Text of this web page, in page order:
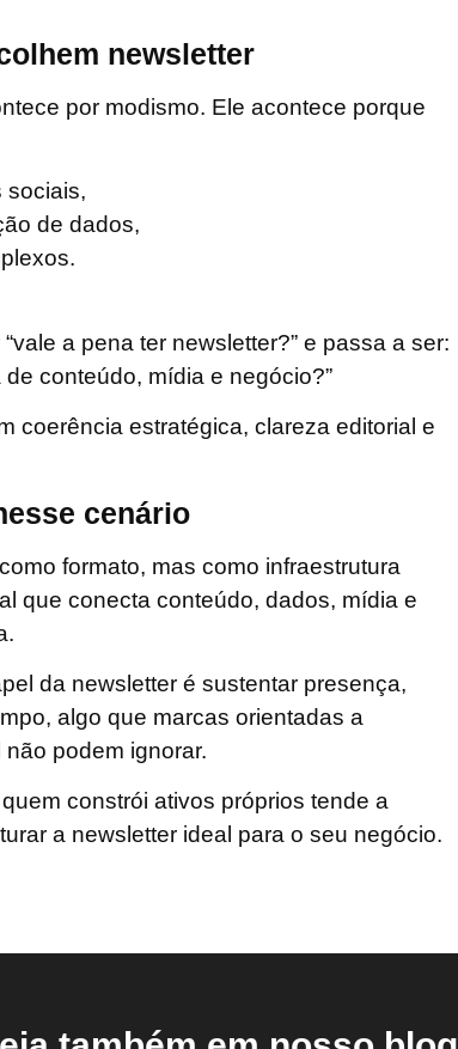
newsletter
por modismo. Ele acontece porque
sociais,
de dados,
a pena ter newsletter?” e passa a ser:
conteúdo, mídia e negócio?”
coerência estratégica, clareza editorial e
cenário
formato, mas como infraestrutura
que conecta conteúdo, dados, mídia e
da newsletter é sustentar presença,
algo que marcas orientadas a
podem ignorar.
quem constrói ativos próprios tende a
a newsletter ideal para o seu negócio.